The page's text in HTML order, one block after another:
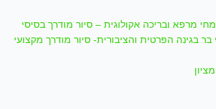
מרפא ובריכה אקולוגית – סיור מודרך בסיסי
בר בגינה הפרטית והציבורית- סיור מודרך מקצועי